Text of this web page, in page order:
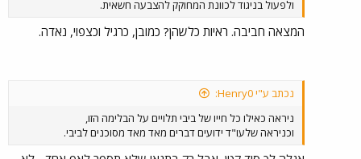
ולפעול בניגוד לכוונת המחוקק להצבעה חשאית.
המצאה חביבה. ראיות כלשהן? כמובן, כרגיל וכצפוי, נאדה.
נכתב ע"י Henry0:
ניראה כאילו כל חייו של ביבי תלויים על הבלימה הזו,
וכניראה שלעו"ד ידועים דברים מאד מאד מסוכנים לביבי.